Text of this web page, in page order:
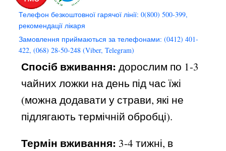
Телефон безкоштовної гарячої лінії: 0(800) 500-399,
рекомендації лікаря
Замовлення приймаються за телефонами: (0412) 401-
422, (068) 28-50-248 (Viber, Telegram)
Спосіб вживання: дорослим по 1-3
чайних ложки на день під час їжі
(можна додавати у страви, які не
підлягають термічній обробці).
Термін вживання: 3-4 тижні, в